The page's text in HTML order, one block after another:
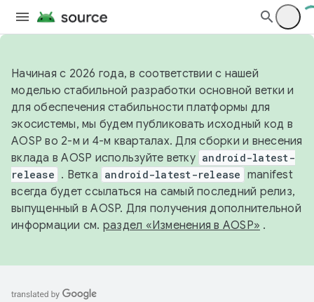
Начиная с 2026 года, в соответствии с нашей
моделью стабильной разработки основной ветки и
для обеспечения стабильности платформы для
экосистемы, мы будем публиковать исходный код в
AOSP во 2-м и 4-м кварталах. Для сборки и внесения
вклада в AOSP используйте ветку android-latest-
release . Ветка android-latest-release manifest
всегда будет ссылаться на самый последний релиз,
выпущенный в AOSP. Для получения дополнительной
информации см. раздел «Изменения в AOSP» .